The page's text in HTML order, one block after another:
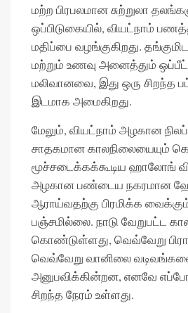
மற்ற பிரபலமான சுற்றுலா
ஒப்பிடுகையில், வியட்நாம்
மதிப்பை வழங்குகிறது.
மற்றும் உணவு அனைத்தும்
மலிவானவை, இது ஒரு சிறந்த
இடமாக அமைகிறது.
மேலும், வியட்நாம் அழகான
சாதகமான காலநிலையையும்
மூச்சடைக்கக்கூடிய ஹாலோங்
அழகான பண்டைய நகரமான
ஆராய்வதற்கு பிரமிக்க
பஞ்சமில்லை. நாடு வேறுபட்ட
கொண்டுள்ளது, வெவ்வேறு
வெவ்வேறு வானிலை
அனுபவிக்கின்றன, எனவே
சிறந்த நேரம் உள்ளது.